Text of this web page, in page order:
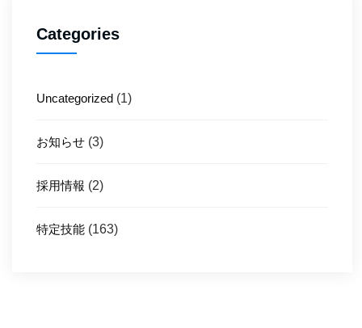
Categories
Uncategorized (1)
お知らせ (3)
採用情報 (2)
特定技能 (163)